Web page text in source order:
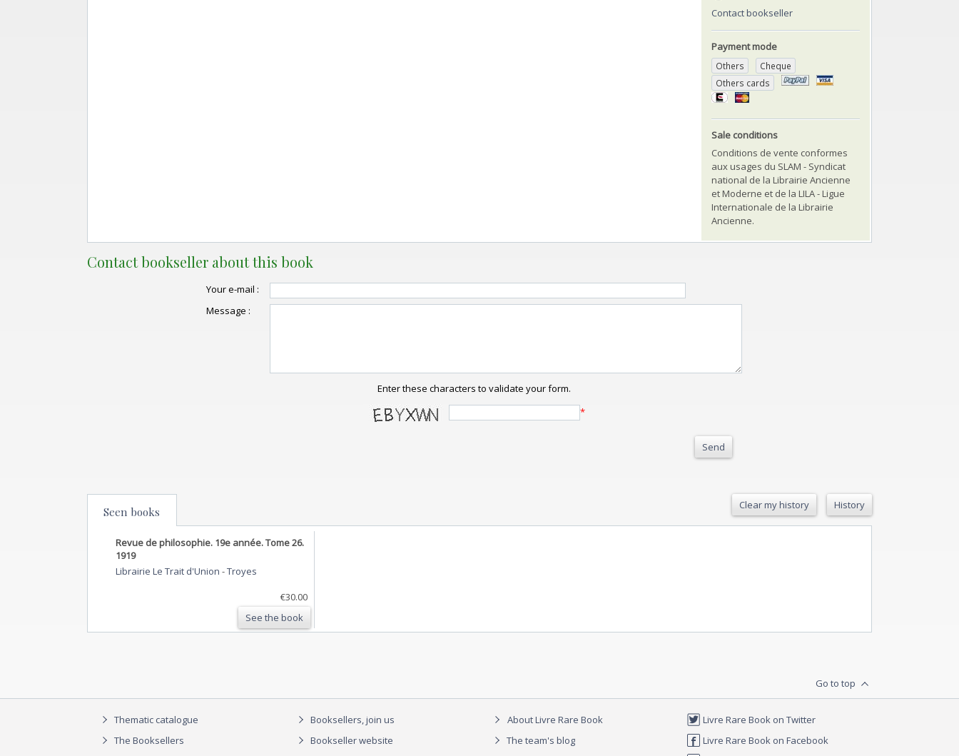
Contact bookseller
Payment mode
Others
Cheque
Others cards
Sale conditions
Conditions de vente conformes
aux usages du SLAM - Syndicat
national de la Librairie Ancienne
et Moderne et de la LILA - Ligue
Internationale de la Librairie
Ancienne.
Contact bookseller about this book
Your e-mail :
Message :
Enter these characters to validate your form.
*
Send
Seen books Clear my history History
Revue de philosophie. 19e année. Tome 26.
1919
Librairie Le Trait d'Union -Troyes
€30.00
See the book
Go to top
Thematic catalogue
The Booksellers
Booksellers, join us
Bookseller website
About Livre Rare Book
The team's blog
Livre Rare Book on Twitter
Livre Rare Book on Facebook